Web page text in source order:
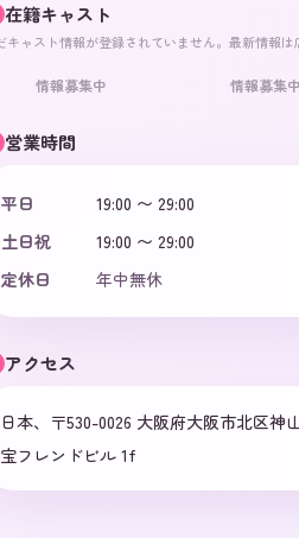
在籍キャスト
キャスト情報が登録されていません。最新情報は
情報募集中 情報募集中
営業時間
平日
19:00 〜 29:00
土日祝
19:00 〜 29:00
定休日
年中無休
アクセス
日本、〒530-0026 大阪府大阪市北区神
宝フレンドビル 1f